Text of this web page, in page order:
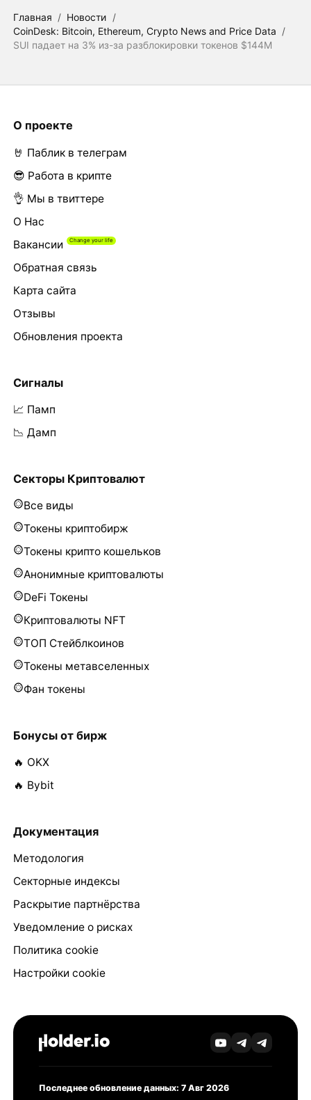
Главная / Новости /
CoinDesk: Bitcoin, Ethereum, Crypto News and Price Data /
SUI падает на 3% из-за разблокировки токенов $144M
О проекте
🤘 Паблик в телеграм
😎 Работа в крипте
👌 Мы в твиттере
О Нас
Вакансии
Обратная связь
Карта сайта
Отзывы
Обновления проекта
Сигналы
📈 Памп
📉 Дамп
Секторы Криптовалют
Все виды
Токены криптобирж
Токены крипто кошельков
Анонимные криптовалюты
DeFi Токены
Криптовалюты NFT
ТОП Стейблкоинов
Токены метавселенных
Фан токены
Бонусы от бирж
🔥 OKX
🔥 Bybit
Документация
Методология
Секторные индексы
Раскрытие партнёрства
Уведомление о рисках
Политика cookie
Настройки cookie
Последнее обновление данных: 7 Авг 2026